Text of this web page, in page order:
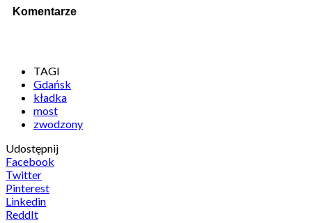
Komentarze
TAGI
Gdańsk
kładka
most
zwodzony
Udostępnij
Facebook
Twitter
Pinterest
Linkedin
ReddIt